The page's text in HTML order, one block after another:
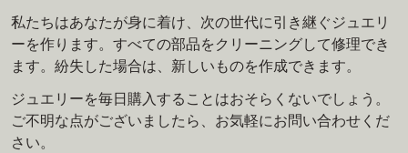
私たちはあなたが身に着け、次の世代に引き継ぐジュエリ
ーを作ります。すべての部品をクリーニングして修理でき
ます。紛失した場合は、新しいものを作成できます。
ジュエリーを毎日購入することはおそらくないでしょう。
ご不明な点がございましたら、お気軽にお問い合わせくだ
さい。